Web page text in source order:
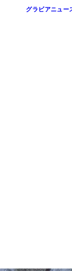
グラビアニュー